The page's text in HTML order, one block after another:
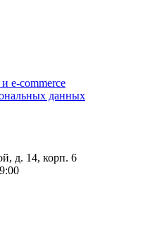
e-commerce
данных
д. 14, корп. 6